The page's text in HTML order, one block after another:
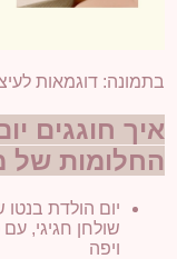
בתמונה: דוגמאות
איך חוגגים
החלומות של
יום הולדת
שולחן חגיגי,
ויפה